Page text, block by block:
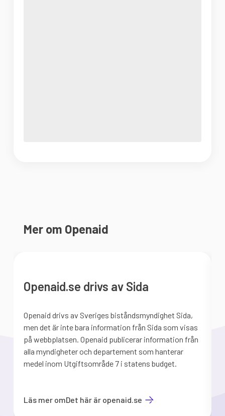
Mer om Openaid
Openaid.se drivs av Sida
Openaid drivs av Sveriges biståndsmyndighet Sida,
men det är inte bara information från Sida som visas
på webbplatsen. Openaid publicerar information från
alla myndigheter och departement som hanterar
medel inom Utgiftsområde 7 i statens budget.
Läs mer omDet här är openaid.se